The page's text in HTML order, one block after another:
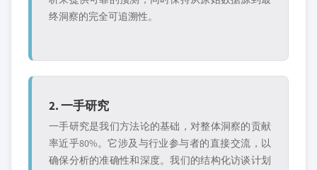
终洞察的完全可追溯性。
2. 一手研究
一手研究是我们方法论的基础，对整体洞察的贡献
率近乎80%。它涉及与行业参与者的直接交流，以
确保分析的准确性和深度。我们的结构化访谈计划